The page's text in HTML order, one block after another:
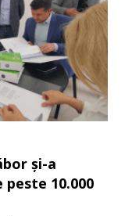
și-a
10.000